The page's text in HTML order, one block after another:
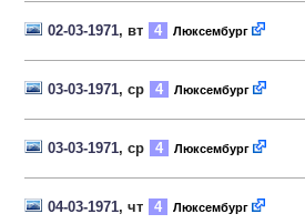
02-03-1971, вт 4 Люксембург
03-03-1971, ср 4 Люксембург
03-03-1971, ср 4 Люксембург
04-03-1971, чт 4 Люксембург